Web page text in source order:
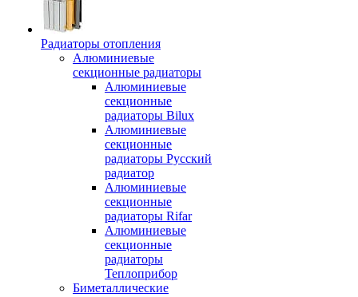
Радиаторы отопления
Алюминиевые
секционные радиаторы
Алюминиевые
секционные
радиаторы Bilux
Алюминиевые
секционные
радиаторы Русский
радиатор
Алюминиевые
секционные
радиаторы Rifar
Алюминиевые
секционные
радиаторы
Теплоприбор
Биметаллические